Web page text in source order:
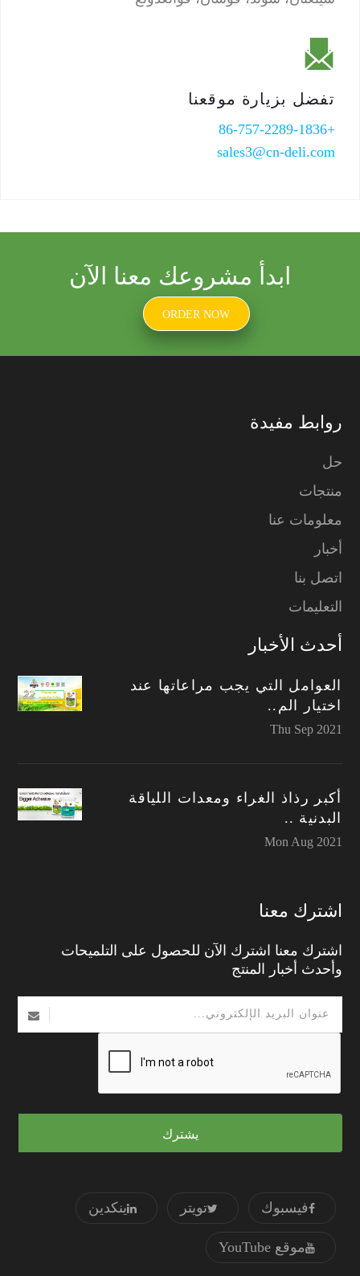
تفضل بزيارة موقعنا
+86-757-2289-1836
sales3@cn-deli.com
ابدأ مشروعك معنا الآن
ORDER NOW
روابط مفيدة
حل
منتجات
معلومات عنا
أخبار
اتصل بنا
التعليمات
أحدث الأخبار
العوامل التي يجب مراعاتها عند
اختيار الم..
Thu Sep 2021
أكبر رذاذ الغراء ومعدات اللياقة
البدنية ..
Mon Aug 2021
اشترك معنا
اشترك معنا اشترك الآن للحصول على التلميحات
وأحدث أخبار المنتج
يشترك
فيسبوك تويتر ينكدين
موقع YouTube